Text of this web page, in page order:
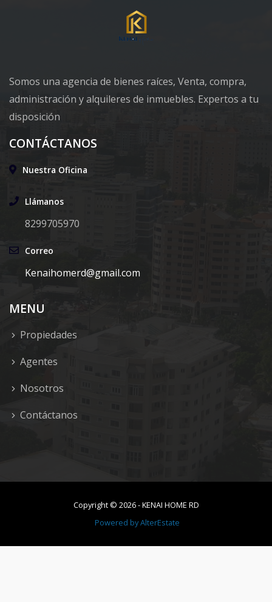
Somos una agencia de bienes raíces, Venta, compra,
administración y alquileres de inmuebles. Expertos a tu
disposición
CONTÁCTANOS
Nuestra Oficina
Llámanos
8299705970
Correo
Kenaihomerd@gmail.com
MENU
Propiedades
Agentes
Nosotros
Contáctanos
Copyright © 2026-KENAI HOME RD
Powered byAlterEstate